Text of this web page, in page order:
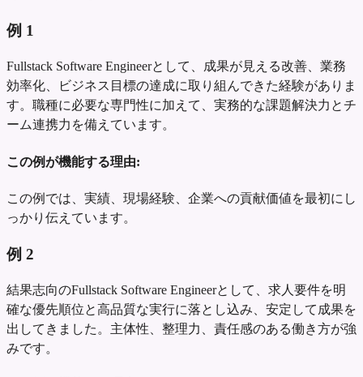
例 1
Fullstack Software Engineerとして、成果が見える改善、業務
効率化、ビジネス目標の達成に取り組んできた経験がありま
す。職種に必要な専門性に加えて、実務的な課題解決力とチ
ーム連携力を備えています。
この例が機能する理由:
この例では、実績、現場経験、企業への貢献価値を最初にし
っかり伝えています。
例 2
結果志向のFullstack Software Engineerとして、求人要件を明
確な優先順位と高品質な実行に落とし込み、安定して成果を
出してきました。主体性、整理力、責任感のある働き方が強
みです。